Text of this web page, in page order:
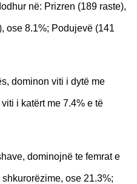
në: Prizren (189 raste),
ose 8.1%; Podujevë (141
dominon viti i dytë me
i katërt me 7.4% e të
dominojnë te femrat e
ose 21.3%;